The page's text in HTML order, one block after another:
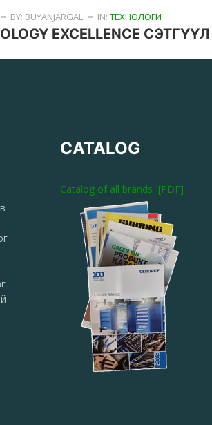
BY: BUYANJARGAL IN: ТЕХНОЛОГИ
EXCELLENCE СЭТГҮҮЛ
CATALOG
Catalog of all brands [PDF]